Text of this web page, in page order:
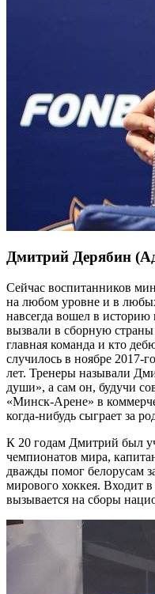
Дмитрий Дерябин
Сейчас воспитанников
на любом уровне и в
навсегда вошел в
вызвали в сборную
главная команда и кто
случилось в ноябре 2017-
лет. Тренеры называли
души», а сам он, будучи
«Минск-Арене» в
когда-нибудь сыграет за
К 20 годам Дмитрий был
чемпионатов мира,
дважды помог белорусам
мирового хоккея. Входит
вызывается на сборы